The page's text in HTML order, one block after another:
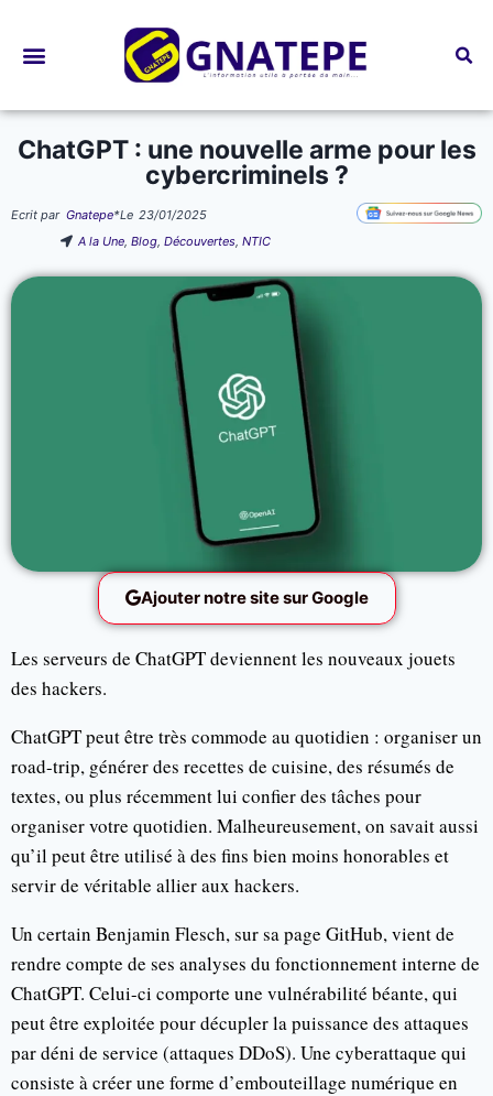
ChatGPT : une nouvelle arme pour les
cybercriminels ?
Ecrit par Gnatepe*Le 23/01/2025
A la Une,Blog,Découvertes,NTIC
Ajouter notre site sur Google
Les serveurs de ChatGPT deviennent les nouveaux jouets
des hackers.
ChatGPT peut être très commode au quotidien : organiser un
road-trip, générer des recettes de cuisine, des résumés de
textes, ou plus récemment lui confier des tâches pour
organiser votre quotidien. Malheureusement, on savait aussi
qu’il peut être utilisé à des fins bien moins honorables et
servir de véritable allier aux hackers.
Un certain Benjamin Flesch, sur sa page GitHub, vient de
rendre compte de ses analyses du fonctionnement interne de
ChatGPT. Celui-ci comporte une vulnérabilité béante, qui
peut être exploitée pour décupler la puissance des attaques
par déni de service (attaques DDoS). Une cyberattaque qui
consiste à créer une forme d’embouteillage numérique en